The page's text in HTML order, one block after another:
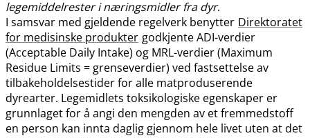
legemiddelrester i næringsmidler fra dyr.
I samsvar med gjeldende regelverk benytter Direktoratet
for medisinske produkter godkjente ADI-verdier
(Acceptable Daily Intake) og MRL-verdier (Maximum
Residue Limits = grenseverdier) ved fastsettelse av
tilbakeholdelsestider for alle matproduserende
dyrearter. Legemidlets toksikologiske egenskaper er
grunnlaget for å angi den mengden av et fremmedstoff
en person kan innta daglig gjennom hele livet uten at det